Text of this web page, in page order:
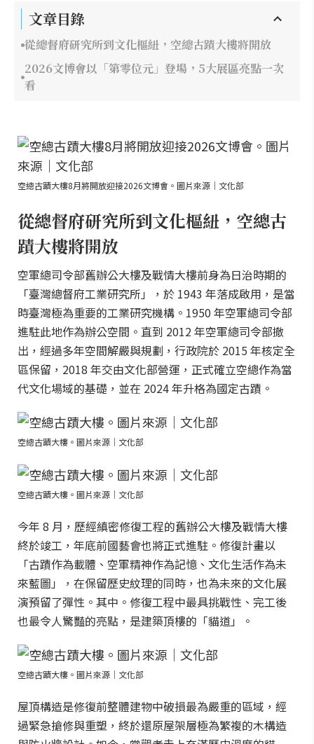
文章目錄
從總督府研究所到文化樞紐，空總古蹟大樓將開放
2026文博會以「第零位元」登場，5大展區亮點一次
看
空總古蹟大樓8月將開放迎接2026文博會。圖片來源｜文化部
從總督府研究所到文化樞紐，空總古
蹟大樓將開放
空軍總司令部舊辦公大樓及戰情大樓前身為日治時期的
「臺灣總督府工業研究所」，於 1943 年落成啟用，是當
時臺灣極為重要的工業研究機構。1950 年空軍總司令部
進駐此地作為辦公空間。直到 2012 年空軍總司令部撤
出，經過多年空間解嚴與規劃，行政院於 2015 年核定全
區保留，2018 年交由文化部營運，正式確立空總作為當
代文化場域的基礎，並在 2024 年升格為國定古蹟。
空總古蹟大樓。圖片來源｜文化部
空總古蹟大樓。圖片來源｜文化部
今年 8 月，歷經縝密修復工程的舊辦公大樓及戰情大樓
終於竣工，年底前國藝會也將正式進駐。修復計畫以
「古蹟作為載體、空軍精神作為記憶、文化生活作為未
來藍圖」，在保留歷史紋理的同時，也為未來的文化展
演預留了彈性。其中。修復工程中最具挑戰性、完工後
也最令人驚豔的亮點，是建築頂樓的「貓道」。
空總古蹟大樓。圖片來源｜文化部
屋頂構造是修復前整體建物中破損最為嚴重的區域，經
過緊急搶修與重塑，終於還原屋架層極為繁複的木構造